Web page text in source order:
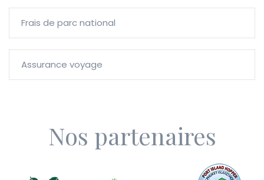
Frais de parc national
Assurance voyage
Nos partenaires